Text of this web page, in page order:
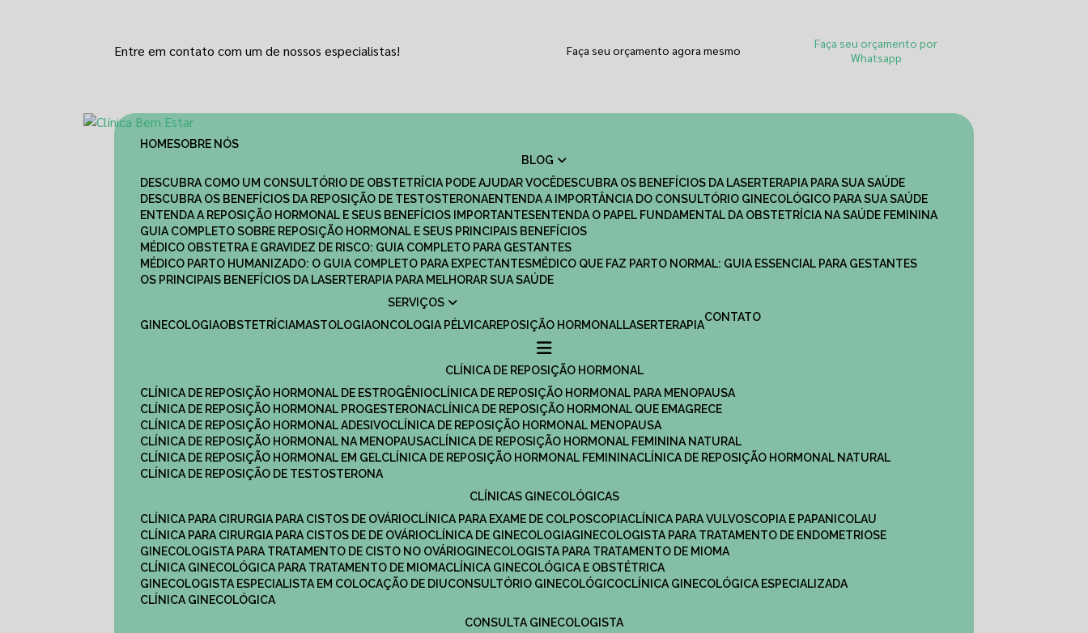
Entre em contato com um de nossos especialistas! Faça seu orçamento agora mesmo
Faça seu orçamento por
Whatsapp
HOME
SOBRE NÓS
BLOG
DESCUBRA COMO UM CONSULTÓRIO DE OBSTETRÍCIA PODE AJUDAR VOCÊ
DESCUBRA OS BENEFÍCIOS DA LASERTERAPIA PARA SUA SAÚDE
DESCUBRA OS BENEFÍCIOS DA REPOSIÇÃO DE TESTOSTERONA
ENTENDA A IMPORTÂNCIA DO CONSULTÓRIO GINECOLÓGICO PARA SUA SAÚDE
ENTENDA A REPOSIÇÃO HORMONAL E SEUS BENEFÍCIOS IMPORTANTES
ENTENDA O PAPEL FUNDAMENTAL DA OBSTETRÍCIA NA SAÚDE FEMININA
GUIA COMPLETO SOBRE REPOSIÇÃO HORMONAL E SEUS PRINCIPAIS BENEFÍCIOS
MÉDICO OBSTETRA E GRAVIDEZ DE RISCO: GUIA COMPLETO PARA GESTANTES
MÉDICO PARTO HUMANIZADO: O GUIA COMPLETO PARA EXPECTANTES
MÉDICO QUE FAZ PARTO NORMAL: GUIA ESSENCIAL PARA GESTANTES
OS PRINCIPAIS BENEFÍCIOS DA LASERTERAPIA PARA MELHORAR SUA SAÚDE
SERVIÇOS
GINECOLOGIA
OBSTETRÍCIA MASTOLOGIA ONCOLOGIA PÉLVICA REPOSIÇÃO HORMONAL LASERTERAPIA
CONTATO
CLÍNICA DE REPOSIÇÃO HORMONAL
CLÍNICA DE REPOSIÇÃO HORMONAL DE ESTROGÊNIO
CLÍNICA DE REPOSIÇÃO HORMONAL PARA MENOPAUSA
CLÍNICA DE REPOSIÇÃO HORMONAL PROGESTERONA
CLÍNICA DE REPOSIÇÃO HORMONAL QUE EMAGRECE
CLÍNICA DE REPOSIÇÃO HORMONAL ADESIVO
CLÍNICA DE REPOSIÇÃO HORMONAL MENOPAUSA
CLÍNICA DE REPOSIÇÃO HORMONAL NA MENOPAUSA
CLÍNICA DE REPOSIÇÃO HORMONAL FEMININA NATURAL
CLÍNICA DE REPOSIÇÃO HORMONAL EM GEL
CLÍNICA DE REPOSIÇÃO HORMONAL FEMININA
CLÍNICA DE REPOSIÇÃO HORMONAL NATURAL
CLÍNICA DE REPOSIÇÃO DE TESTOSTERONA
CLÍNICAS GINECOLÓGICAS
CLÍNICA PARA CIRURGIA PARA CISTOS DE OVÁRIO
CLÍNICA PARA EXAME DE COLPOSCOPIA
CLÍNICA PARA VULVOSCOPIA E PAPANICOLAU
CLÍNICA PARA CIRURGIA PARA CISTOS DE DE OVÁRIO
CLÍNICA DE GINECOLOGIA
GINECOLOGISTA PARA TRATAMENTO DE ENDOMETRIOSE
GINECOLOGISTA PARA TRATAMENTO DE CISTO NO OVÁRIO
GINECOLOGISTA PARA TRATAMENTO DE MIOMA
CLÍNICA GINECOLÓGICA PARA TRATAMENTO DE MIOMA
CLÍNICA GINECOLÓGICA E OBSTÉTRICA
GINECOLOGISTA ESPECIALISTA EM COLOCAÇÃO DE DIU
CONSULTÓRIO GINECOLÓGICO
CLÍNICA GINECOLÓGICA ESPECIALIZADA
CLÍNICA GINECOLÓGICA
CONSULTA GINECOLOGISTA